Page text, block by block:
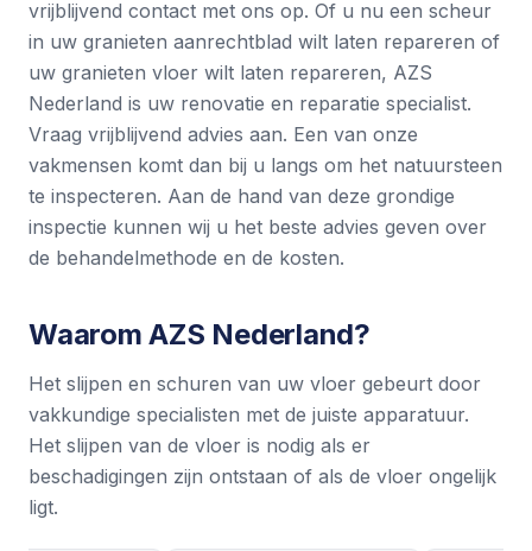
vrijblijvend contact met ons op. Of u nu een scheur
in uw granieten aanrechtblad wilt laten repareren of
uw granieten vloer wilt laten repareren, AZS
Nederland is uw renovatie en reparatie specialist.
Vraag vrijblijvend advies aan. Een van onze
vakmensen komt dan bij u langs om het natuursteen
te inspecteren. Aan de hand van deze grondige
inspectie kunnen wij u het beste advies geven over
de behandelmethode en de kosten.
Waarom AZS Nederland?
Het slijpen en schuren van uw vloer gebeurt door
vakkundige specialisten met de juiste apparatuur.
Het slijpen van de vloer is nodig als er
beschadigingen zijn ontstaan of als de vloer ongelijk
ligt.